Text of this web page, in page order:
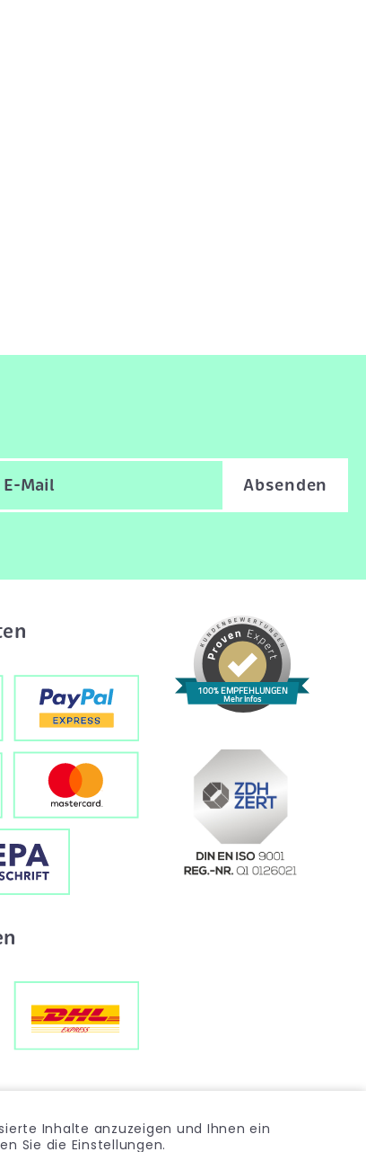
Absenden
100% EMPFEHLUNGEN
Mehr Infos
Inhalte anzuzeigen und Ihnen ein
Sie die Einstellungen.